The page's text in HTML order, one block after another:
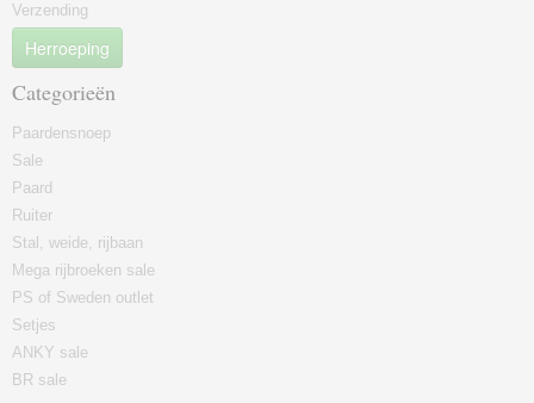
Verzending
Herroeping
Categorieën
Paardensnoep
Sale
Paard
Ruiter
Stal, weide, rijbaan
Mega rijbroeken sale
PS of Sweden outlet
Setjes
ANKY sale
BR sale